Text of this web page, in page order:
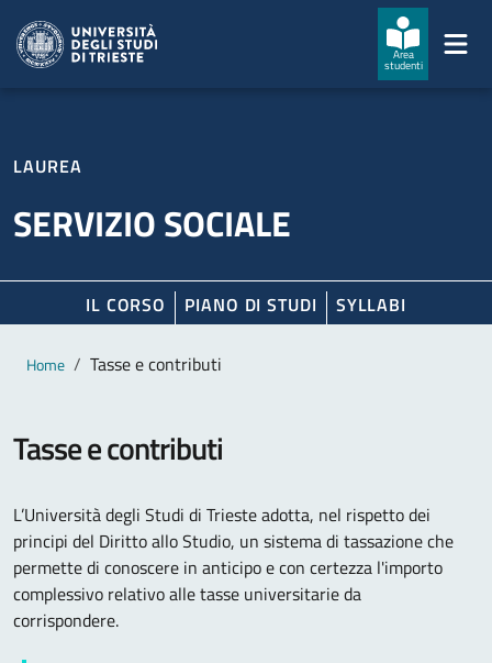
Area
studenti
LAUREA
SERVIZIO SOCIALE
IL CORSO PIANO DI STUDI SYLLABI
Contenuto principale
Breadcrumb
Home Tasse e contributi
Tasse e contributi
L’Università degli Studi di Trieste adotta, nel rispetto dei
principi del Diritto allo Studio, un sistema di tassazione che
permette di conoscere in anticipo e con certezza l'importo
complessivo relativo alle tasse universitarie da
corrispondere.